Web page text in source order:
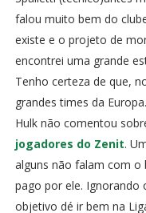
falou muito bem do
existe e o projeto de
encontrei uma grande
Tenho certeza de que,
grandes times da Europa.
Hulk não comentou
jogadores do Zenit.
alguns não falam com
pago por ele. Ignorando
objetivo dé ir bem na